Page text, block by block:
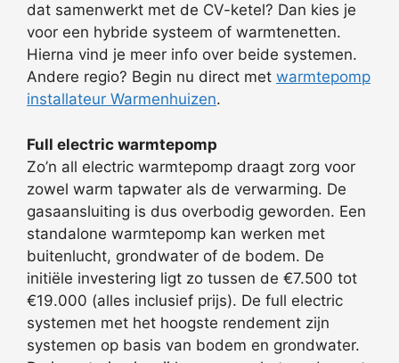
dat samenwerkt met de CV-ketel? Dan kies je
voor een hybride systeem of warmtenetten.
Hierna vind je meer info over beide systemen.
Andere regio? Begin nu direct met warmtepomp
installateur Warmenhuizen.
Full electric warmtepomp
Zo’n all electric warmtepomp draagt zorg voor
zowel warm tapwater als de verwarming. De
gasaansluiting is dus overbodig geworden. Een
standalone warmtepomp kan werken met
buitenlucht, grondwater of de bodem. De
initiële investering ligt zo tussen de €7.500 tot
€19.000 (alles inclusief prijs). De full electric
systemen met het hoogste rendement zijn
systemen op basis van bodem en grondwater.